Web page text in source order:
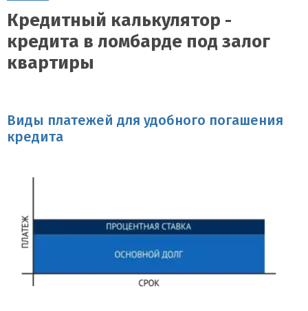
Кредитный калькулятор -
кредита в ломбарде под залог
квартиры
Виды платежей для удобного погашения
кредита